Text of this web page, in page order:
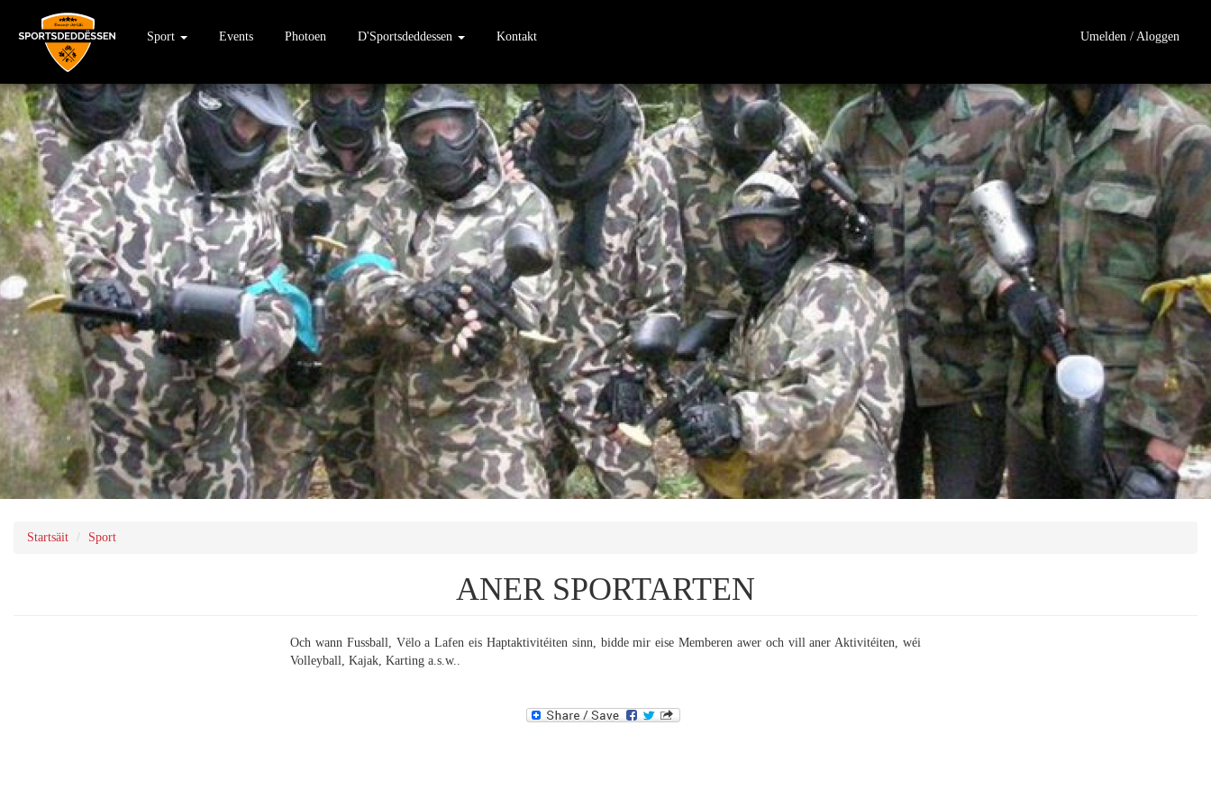
zum
Inhalt
Sport Events Photoen D'Sportsdeddessen Kontakt Umelden / Aloggen
Startsäit Sport
ANER SPORTARTEN
Och wann Fussball, Vëlo a Lafen eis Haptaktivitéiten sinn, bidde mir eise Memberen awer och vill aner Aktivitéiten, wéi
Volleyball, Kajak, Karting a.s.w..